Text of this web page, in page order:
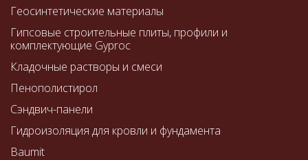
Геосинтетические материалы
Гипсовые строительные плиты, профили и
комплектующие Gyproc
Кладочные растворы и смеси
Пенополистирол
Сэндвич-панели
Гидроизоляция для кровли и фундамента
Baumit